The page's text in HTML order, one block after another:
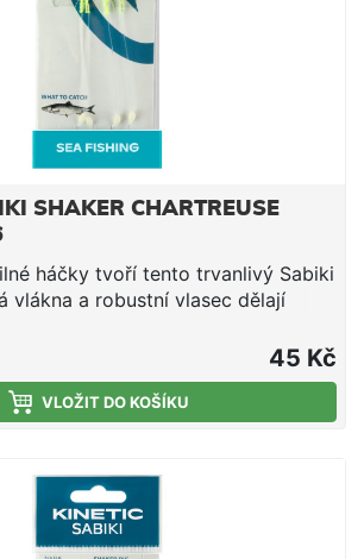
SHAKER CHARTREUSE
háčky tvoří tento trvanlivý Sabiki
vlákna a robustní vlasec dělají
ostřené háčky Krystalový vlas
a další nástražní ryby Háček #6,
0,50 mm
45 Kč
VLOŽIT DO KOŠÍKU